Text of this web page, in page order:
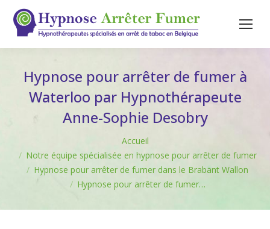
Hypnose pour arrêter de fumer à
Waterloo par Hypnothérapeute
Anne-Sophie Desobry
Accueil
Notre équipe spécialisée en hypnose pour arrêter de fumer
Hypnose pour arrêter de fumer dans le Brabant Wallon
Hypnose pour arrêter de fumer…